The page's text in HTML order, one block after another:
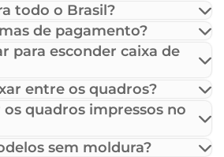
todo o Brasil?
de pagamento?
para esconder caixa de
entre os quadros?
quadros impressos no
sem moldura?